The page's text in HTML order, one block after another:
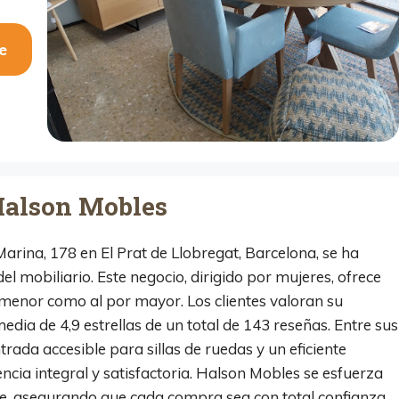
Mobles
178 en El Prat de Llobregat, Barcelona, se ha
mobiliario. Este negocio, dirigido por mujeres, ofrece
como al por mayor. Los clientes valoran su
de 4,9 estrellas de un total de 143 reseñas. Entre sus
accesible para sillas de ruedas y un eficiente
integral y satisfactoria. Halson Mobles se esfuerza